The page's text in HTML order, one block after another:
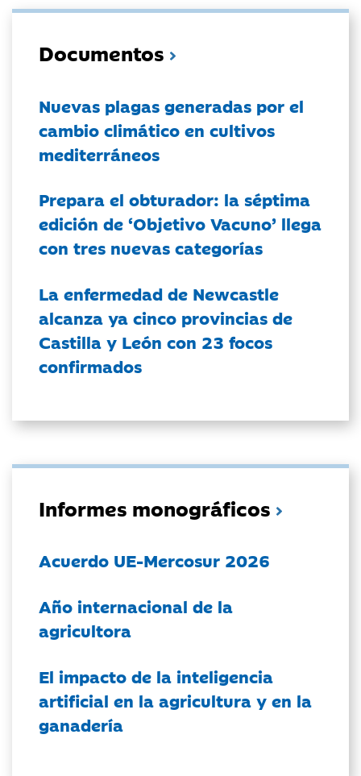
Documentos
Nuevas plagas generadas por el
cambio climático en cultivos
mediterráneos
Prepara el obturador: la séptima
edición de ‘Objetivo Vacuno’ llega
con tres nuevas categorías
La enfermedad de Newcastle
alcanza ya cinco provincias de
Castilla y León con 23 focos
confirmados
Informes monográficos
Acuerdo UE-Mercosur 2026
Año internacional de la
agricultora
El impacto de la inteligencia
artificial en la agricultura y en la
ganadería